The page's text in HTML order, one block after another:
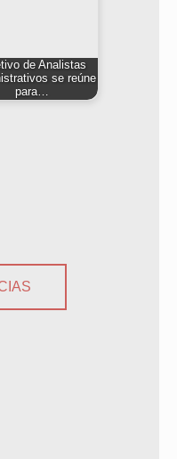
de Analistas
se reúne
para…